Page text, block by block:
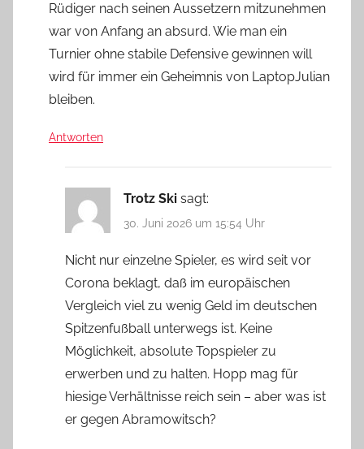
Rüdiger nach seinen Aussetzern mitzunehmen
war von Anfang an absurd. Wie man ein
Turnier ohne stabile Defensive gewinnen will
wird für immer ein Geheimnis von LaptopJulian
bleiben.
Antworten
Trotz Ski sagt:
30. Juni 2026 um 15:54 Uhr
Nicht nur einzelne Spieler, es wird seit vor
Corona beklagt, daß im europäischen
Vergleich viel zu wenig Geld im deutschen
Spitzenfußball unterwegs ist. Keine
Möglichkeit, absolute Topspieler zu
erwerben und zu halten. Hopp mag für
hiesige Verhältnisse reich sein – aber was ist
er gegen Abramowitsch?